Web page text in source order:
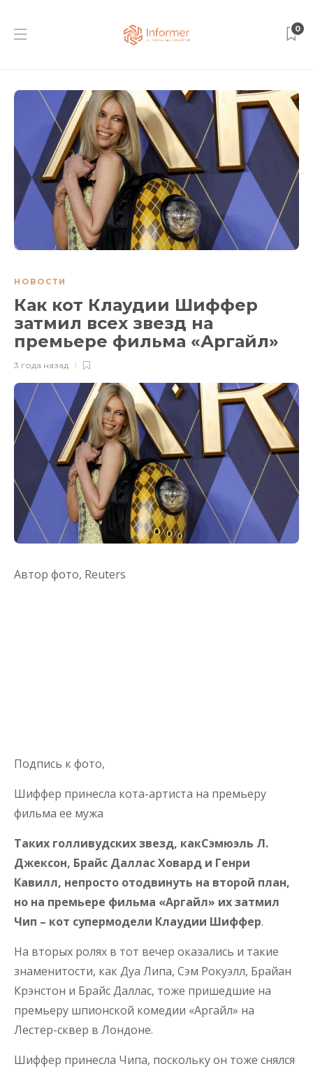
0
НОВОСТИ
Как кот Клаудии Шиффер
затмил всех звезд на
премьере фильма «Аргайл»
3 года назад
Автор фото, Reuters
Подпись к фото,
Шиффер принесла кота-артиста на премьеру
фильма ее мужа
Таких голливудских звезд, какСэмюэль Л.
Джексон, Брайс Даллас Ховард и Генри
Кавилл, непросто отодвинуть на второй план,
но на премьере фильма «Аргайл» их затмил
Чип – кот супермодели Клаудии Шиффер.
На вторых ролях в тот вечер оказались и такие
знаменитости, как Дуа Липа, Сэм Рокуэлл, Брайан
Крэнстон и Брайс Даллас, тоже пришедшие на
премьеру шпионской комедии «Аргайл» на
Лестер-сквер в Лондоне.
Шиффер принесла Чипа, поскольку он тоже снялся